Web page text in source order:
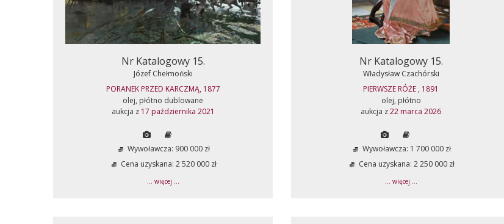
Nr Katalogowy 15.
Józef Chełmoński
PORANEK PRZED KARCZMĄ, 1877
olej, płótno dublowane
aukcja z 17 października 2021
Wywoławcza: 900 000 zł
Cena uzyskana: 2 520 000 zł
... więcej ...
Nr Katalogowy 15.
Władysław Czachórski
PIERWSZE RÓŻE , 1891
olej, płótno
aukcja z22 marca 2026
Wywoławcza: 1 700 000 zł
Cena uzyskana: 2 250 000 zł
... więcej ...